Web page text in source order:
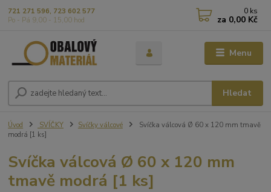
Menu
Hledat
721 271 596, 723 602 577
Po - Pá 9,00 - 15,00 hod
0 ks
za 0,00 Kč
Úvod SVÍČKY Svíčky válcové
Svíčka válcová Ø 60 x 120 mm tmavě
modrá [1 ks]
Svíčka válcová Ø 60 x 120 mm
tmavě modrá [1 ks]